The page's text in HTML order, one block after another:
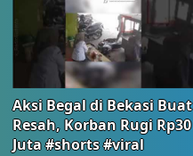
Aksi Begal di Bekasi Buat
Resah, Korban Rugi Rp30
Juta #shorts #viral